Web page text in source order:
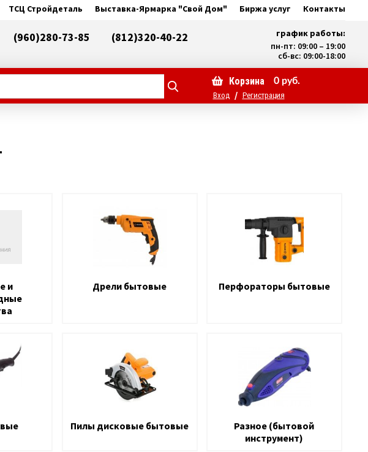
ТСЦ Стройдеталь Выставка-Ярмарка "Свой Дом" Биржа услуг Контакты
(960)280-73-85 (812)320-40-22
график работы:
пн-пт: 09:00 – 19:00
сб-вс: 09:00-18:00
Корзина 0руб.
Вход / Регистрация
и
Дрели бытовые Перфораторы бытовые
Пилы дисковые бытовые
Разное (бытовой
инструмент)